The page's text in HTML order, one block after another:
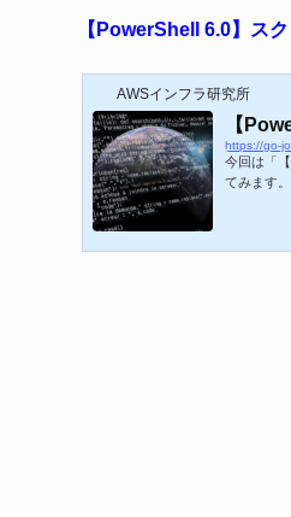
【PowerShell 6.0】ス
AWSインフラ研究所
【
https://go-
今回は「
てみます